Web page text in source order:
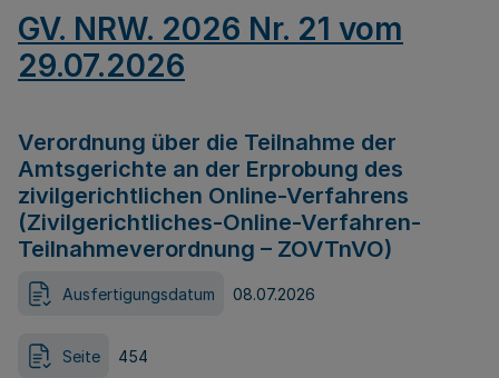
GV. NRW. 2026 Nr. 21 vom
29.07.2026
Verordnung über die Teilnahme der
Amtsgerichte an der Erprobung des
zivilgerichtlichen Online-Verfahrens
(Zivilgerichtliches-Online-Verfahren-
Teilnahmeverordnung – ZOVTnVO)
Ausfertigungsdatum 08.07.2026
Seite 454